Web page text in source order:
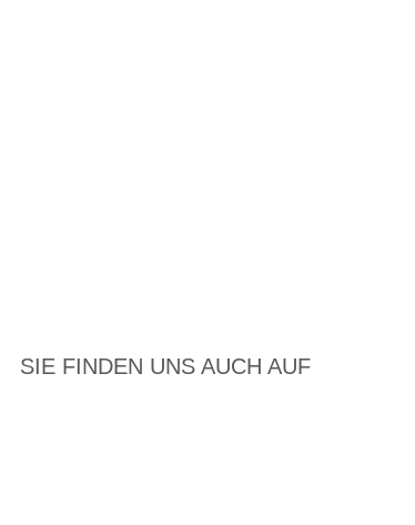
SIE FINDEN UNS AUCH AUF